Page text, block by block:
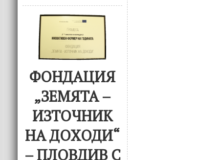
ФОНДАЦИЯ
„ЗЕМЯТА –
ИЗТОЧНИК
НА ДОХОДИ“
– ПЛОВДИВ С